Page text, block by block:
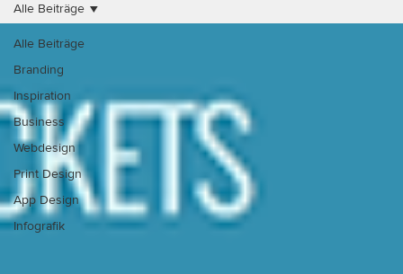
Alle Beiträge
Branding
Inspiration
Business
Webdesign
Print Design
App Design
Infografik
Alle Beiträge